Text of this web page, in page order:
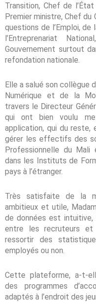
Transition, Chef de
Premier ministre, Chef du
questions de l’Emploi,
l’Entreprenariat
Gouvernement surtout
refondation nationale.
Elle a salué son collègue
Numérique et de la
travers le Directeur
qui ont bien voulu
application, qui du reste,
gérer les effectifs des
Professionnelle du Mali
dans les Instituts de
pays à l’étranger.
Très satisfaite de la
ambitieux et utile,
de données est intuitive,
entre les recruteurs
ressortir des
employés ou non.
Cette plateforme, a-t-
des programmes
adaptés à l’endroit des